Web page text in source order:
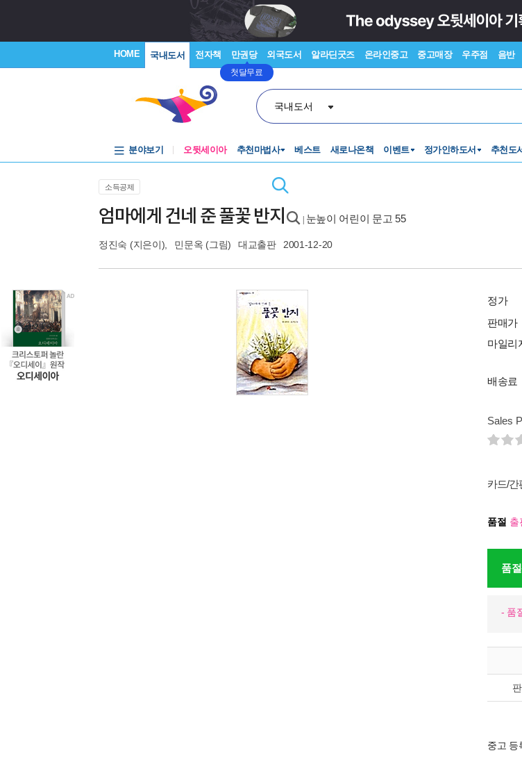
HOME 국내도서 전자책 만권당
첫달무료
외국도서 알라딘굿즈 온라인중고 중고매장 우주점 음반
국내도서
분야보기 오뒷세이아 추천마법사 베스트 새로나온책 이벤트 정가인하도서 추천도
소득공제
엄마에게 건네 준 풀꽃 반지 눈높이 어린이 문고 55
정진숙 (지은이), 민문옥 (그림) 대교출판 2001-12-20
정가
판매가
마일리
배송료
Sales
카드/간
품절 출
품
- 품
중고 등